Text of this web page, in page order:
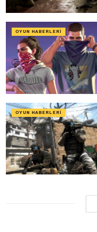
OYUN HABERLERI
OYUN HABERLERI